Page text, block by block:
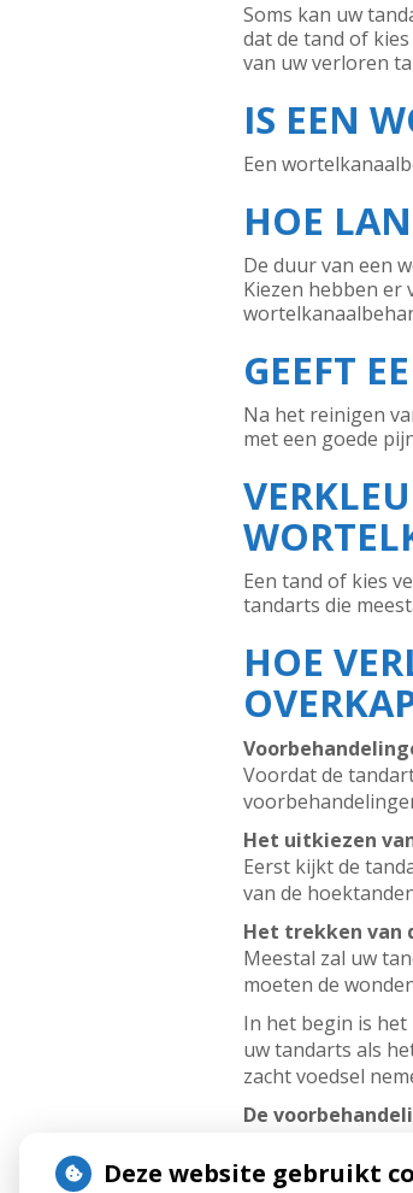
Soms kan uw
dat de tand of
van uw verloren
IS EEN
Een
HOE
De duur van een
Kiezen hebben er
GEEFT
Na het reinigen
met een goede
Een tand of kies
tandarts die
HOE
Voordat de
Het uitkiezen
Eerst kijkt de
van de
Het trekken van
Meestal zal uw
moeten de
In het begin is het
uw tandarts als
zacht voedsel
De
binnenin een
Deze website gebruikt